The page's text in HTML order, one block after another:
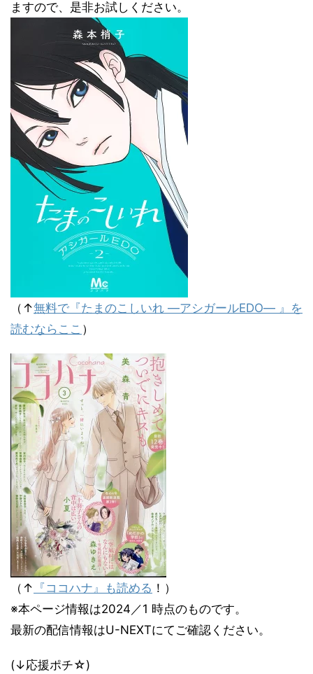
ますので、是非お試しください。
（↑無料で『たまのこしいれ ―アシガールEDO― 』を
読むならここ ）
（↑ 『ココハナ』も読める ！）
※本ページ情報は2024／1 時点のものです。
最新の配信情報はU-NEXTにてご確認ください。
(↓応援ポチ☆)